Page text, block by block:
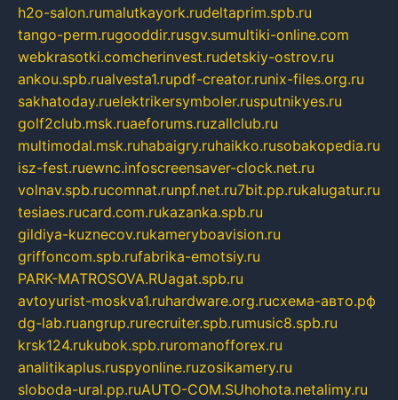
h2o-salon.rumalutkayork.rudeltaprim.spb.ru
tango-perm.rugooddir.rusgv.sumultiki-online.com
webkrasotki.comcherinvest.rudetskiy-ostrov.ru
ankou.spb.rualvesta1.rupdf-creator.runix-files.org.ru
sakhatoday.ruelektrikersymboler.rusputnikyes.ru
golf2club.msk.ruaeforums.ruzallclub.ru
multimodal.msk.ruhabaigry.ruhaikko.rusobakopedia.ru
isz-fest.ruewnc.infoscreensaver-clock.net.ru
volnav.spb.rucomnat.runpf.net.ru7bit.pp.rukalugatur.ru
tesiaes.rucard.com.rukazanka.spb.ru
gildiya-kuznecov.rukameryboavision.ru
griffoncom.spb.rufabrika-emotsiy.ru
PARK-MATROSOVA.RUagat.spb.ru
avtoyurist-moskva1.ruhardware.org.ruсхема-авто.рф
dg-lab.ruangrup.rurecruiter.spb.rumusic8.spb.ru
krsk124.rukubok.spb.ruromanofforex.ru
analitikaplus.ruspyonline.ruzosikamery.ru
sloboda-ural.pp.ruAUTO-COM.SUhohota.netalimy.ru